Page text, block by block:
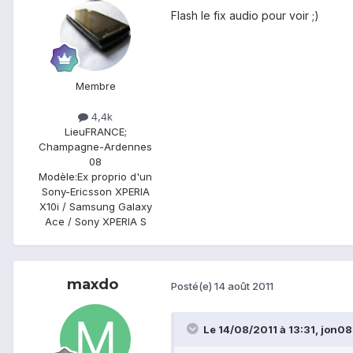
Membre
4,4k
LieuFRANCE;
Champagne-Ardennes
08
Modèle:Ex proprio d'un
Sony-Ericsson XPERIA
X10i / Samsung Galaxy
Ace / Sony XPERIA S
Flash le fix audio pour voir ;)
maxdo Posté(e) 14 août 2011
Le 14/08/2011 à 13:31,